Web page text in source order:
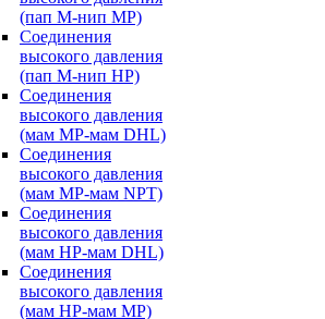
(пап M-нип MP)
Соединения
высокого давления
(пап M-нип HP)
Соединения
высокого давления
(мам MP-мам DHL)
Соединения
высокого давления
(мам MP-мам NPT)
Соединения
высокого давления
(мам HP-мам DHL)
Соединения
высокого давления
(мам HP-мам MP)